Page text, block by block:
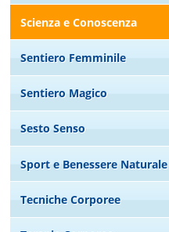
Scienza e Conoscenza
Sentiero Femminile
Sentiero Magico
Sesto Senso
Sport e Benessere Naturale
Tecniche Corporee